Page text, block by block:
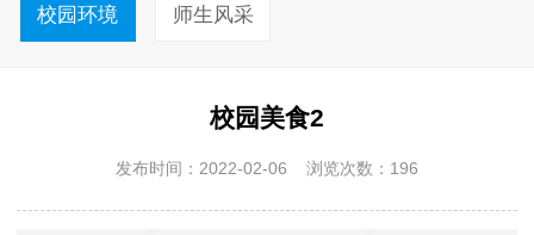
校园环境 师生风采
校园美食2
发布时间：2022-02-06 浏览次数：196